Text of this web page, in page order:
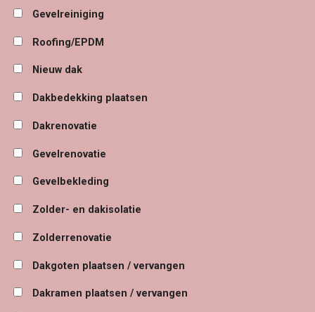
Gevelreiniging
Roofing/EPDM
Nieuw dak
Dakbedekking plaatsen
Dakrenovatie
Gevelrenovatie
Gevelbekleding
Zolder- en dakisolatie
Zolderrenovatie
Dakgoten plaatsen / vervangen
Dakramen plaatsen / vervangen